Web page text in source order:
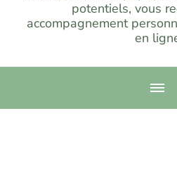
potentiels, vous
accompagnement
en